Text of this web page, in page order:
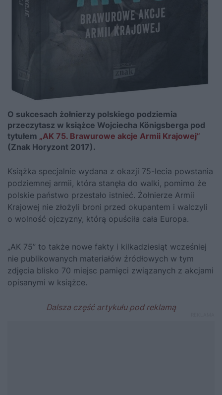
O sukcesach żołnierzy polskiego podziemia
przeczytasz w książce Wojciecha Königsberga pod
tytułem „AK 75. Brawurowe akcje Armii Krajowej”
(Znak Horyzont 2017).
Książka specjalnie wydana z okazji 75-lecia powstania
podziemnej armii, która stanęła do walki, pomimo że
polskie państwo przestało istnieć. Żołnierze Armii
Krajowej nie złożyli broni przed okupantem i walczyli
o wolność ojczyzny, którą opuściła cała Europa.
„AK 75” to także nowe fakty i kilkadziesiąt wcześniej
nie publikowanych materiałów źródłowych w tym
zdjęcia blisko 70 miejsc pamięci związanych z akcjami
opisanymi w książce.